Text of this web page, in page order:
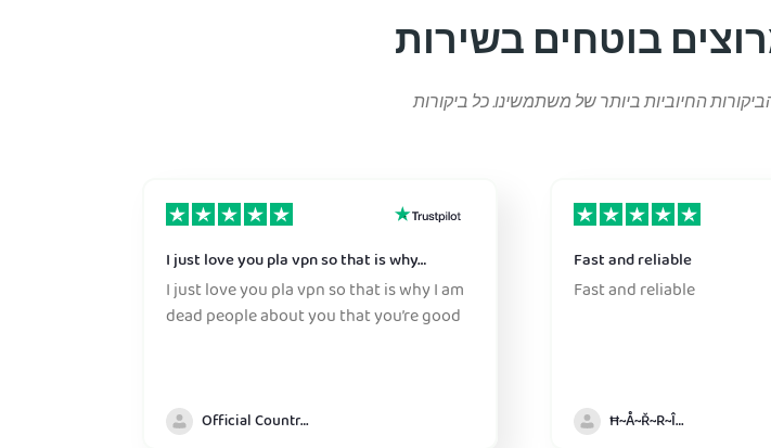
I just love you pla vpn so that is why…
I just love you pla vpn so that is why I am
dead people about you that you’re good
Official Country model
Fast and reliable
Fast and reliable
Ħ~Å~Ř~R~Î~ẞ👻